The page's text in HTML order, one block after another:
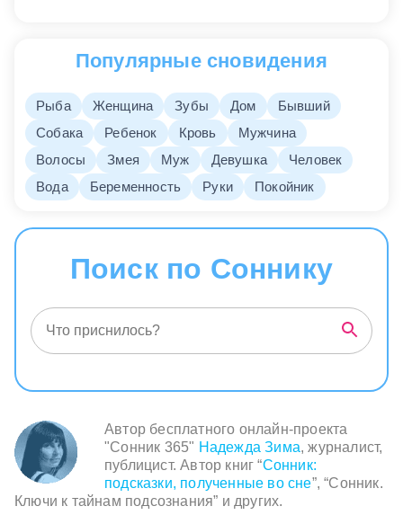
Популярные сновидения
Рыба Женщина Зубы Дом
Бывший
Собака
Ребенок Кровь
Мужчина
Волосы
Змея Муж Девушка
Человек
Вода
Беременность Руки Покойник
Поиск по Соннику
Автор бесплатного онлайн-проекта
"Сонник 365" Надежда Зима, журналист,
публицист. Автор книг “Сонник:
подсказки, полученные во сне”, “Сонник.
Ключи к тайнам подсознания” и других.